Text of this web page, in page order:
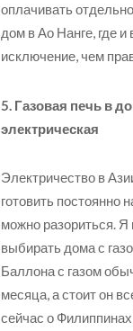
оплачивать
дом в Ао Нанге, где
исключение, чем
5. Газовая печь в
электрическая
Электричество в
готовить постоянно
можно разориться.
выбирать дома с
Баллона с газом
месяца, а стоит он
сейчас о